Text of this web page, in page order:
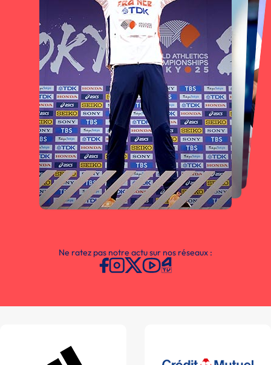
Ne ratez pas notre actu sur nos réseaux :